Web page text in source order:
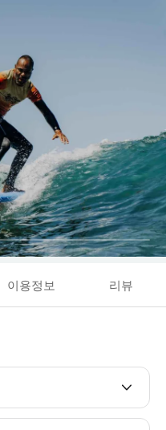
이용정보 리뷰